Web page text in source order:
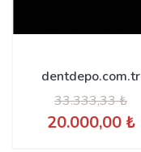
dentdepo.com.tr
33.333,33 ₺
20.000,00 ₺